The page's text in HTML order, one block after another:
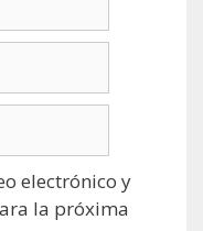
electrónico y
la próxima